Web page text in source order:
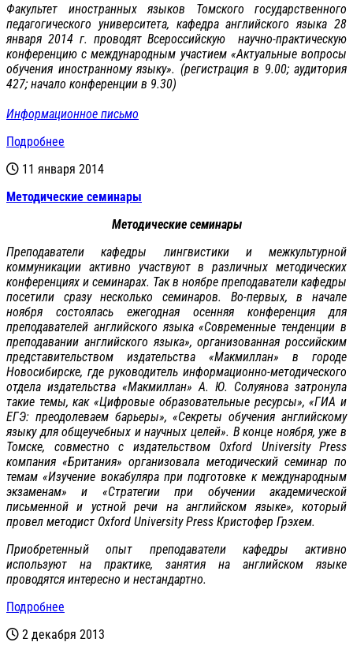
Факультет иностранных языков Томского государственного
педагогического университета, кафедра английского языка 28
января 2014 г. проводят Всероссийскую научно-практическую
конференцию с международным участием «Актуальные вопросы
обучения иностранному языку». (регистрация в 9.00; аудитория
427; начало конференции в 9.30)
Информационное письмо
Подробнее
11 января 2014
Методические семинары
Методические семинары
Преподаватели кафедры лингвистики и межкультурной
коммуникации активно участвуют в различных методических
конференциях и семинарах. Так в ноябре преподаватели кафедры
посетили сразу несколько семинаров. Во-первых, в начале
ноября состоялась ежегодная осенняя конференция для
преподавателей английского языка «Современные тенденции в
преподавании английского языка», организованная российским
представительством издательства «Макмиллан» в городе
Новосибирске, где руководитель информационно-методического
отдела издательства «Макмиллан» А. Ю. Солуянова затронула
такие темы, как «Цифровые образовательные ресурсы», «ГИА и
ЕГЭ: преодолеваем барьеры», «Секреты обучения английскому
языку для общеучебных и научных целей». В конце ноября, уже в
Томске, совместно с издательством Oxford University Press
компания «Британия» организовала методический семинар по
темам «Изучение вокабуляра при подготовке к международным
экзаменам» и «Стратегии при обучении академической
письменной и устной речи на английском языке», который
провел методист Oxford University Press Кристофер Грэхем.
Приобретенный опыт преподаватели кафедры активно
используют на практике, занятия на английском языке
проводятся интересно и нестандартно.
Подробнее
2 декабря 2013